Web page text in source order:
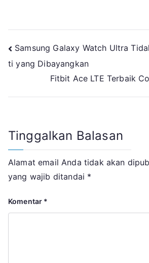
Navigasi
pos
Samsung Galaxy Watch Ultra
ti yang Dibayangkan
Fitbit Ace LTE Terbaik
Tinggalkan Balasan
Alamat email Anda tidak akan
yang wajib ditandai *
Komentar *